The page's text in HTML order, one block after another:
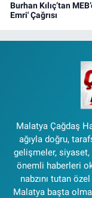
Burhan Kılıç’tan
Emri' Çağrısı
Malatya Çağdaş
ağıyla doğru,
gelişmeler, siyaset,
önemli haberleri
nabzını tutan
Malatya başta